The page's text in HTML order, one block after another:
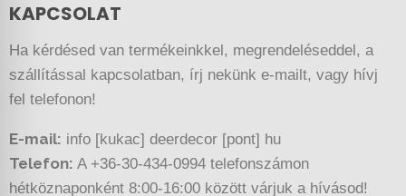
KAPCSOLAT
Ha kérdésed van termékeinkkel, megrendeléseddel, a
szállítással kapcsolatban, írj nekünk e-mailt, vagy hívj
fel telefonon!
E-mail: info [kukac] deerdecor [pont] hu
Telefon: A +36-30-434-0994 telefonszámon
hétköznaponként 8:00-16:00 között várjuk a hívásod!